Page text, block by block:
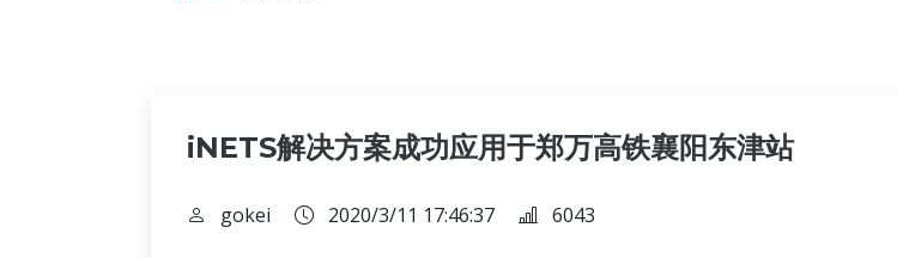
iNETS解决方案成功应用于郑万高铁襄阳东津站
gokei 2020/3/11 17:46:37 6043